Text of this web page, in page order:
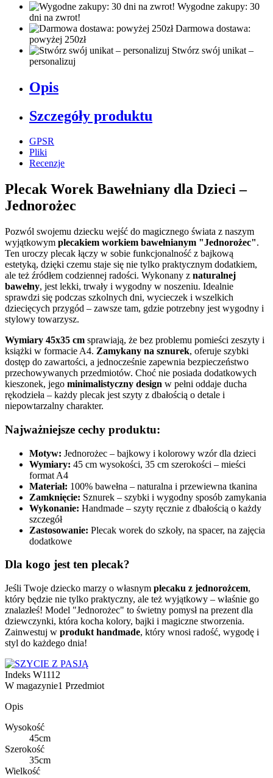
Wygodne zakupy: 30
dni na zwrot!
Darmowa dostawa:
powyżej 250zł
Stwórz swój unikat –
personalizuj
Opis
Szczegóły produktu
GPSR
Pliki
Recenzje
Plecak Worek Bawełniany dla Dzieci –
Jednorożec
Pozwól swojemu dziecku wejść do magicznego świata z naszym
wyjątkowym plecakiem workiem bawełnianym "Jednorożec".
Ten uroczy plecak łączy w sobie funkcjonalność z bajkową
estetyką, dzięki czemu staje się nie tylko praktycznym dodatkiem,
ale też źródłem codziennej radości. Wykonany z naturalnej
bawełny, jest lekki, trwały i wygodny w noszeniu. Idealnie
sprawdzi się podczas szkolnych dni, wycieczek i wszelkich
dziecięcych przygód – zawsze tam, gdzie potrzebny jest wygodny i
stylowy towarzysz.
Wymiary 45x35 cm sprawiają, że bez problemu pomieści zeszyty i
książki w formacie A4. Zamykany na sznurek, oferuje szybki
dostęp do zawartości, a jednocześnie zapewnia bezpieczeństwo
przechowywanych przedmiotów. Choć nie posiada dodatkowych
kieszonek, jego minimalistyczny design w pełni oddaje ducha
rękodzieła – każdy plecak jest szyty z dbałością o detale i
niepowtarzalny charakter.
Najważniejsze cechy produktu:
Motyw: Jednorożec – bajkowy i kolorowy wzór dla dzieci
Wymiary: 45 cm wysokości, 35 cm szerokości – mieści
format A4
Materiał: 100% bawełna – naturalna i przewiewna tkanina
Zamknięcie: Sznurek – szybki i wygodny sposób zamykania
Wykonanie: Handmade – szyty ręcznie z dbałością o każdy
szczegół
Zastosowanie: Plecak worek do szkoły, na spacer, na zajęcia
dodatkowe
Dla kogo jest ten plecak?
Jeśli Twoje dziecko marzy o własnym plecaku z jednorożcem,
który będzie nie tylko praktyczny, ale też wyjątkowy – właśnie go
znalazłeś! Model "Jednorożec" to świetny pomysł na prezent dla
dziewczynki, która kocha kolory, bajki i magiczne stworzenia.
Zainwestuj w produkt handmade, który wnosi radość, wygodę i
styl do każdego dnia!
Indeks W1112
W magazynie1 Przedmiot
Opis
Wysokość
45cm
Szerokość
35cm
Wielkość